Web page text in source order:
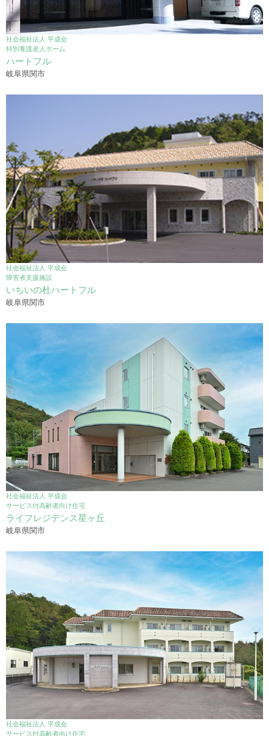
社会福祉法人 平成会
特別養護老人ホーム
ハートフル
岐阜県関市
社会福祉法人 平成会
障害者支援施設
いちいの杜ハートフル
岐阜県関市
社会福祉法人 平成会
サービス付高齢者向け住宅
ライフレジデンス星ヶ丘
岐阜県関市
社会福祉法人 平成会
サービス付高齢者向け住宅